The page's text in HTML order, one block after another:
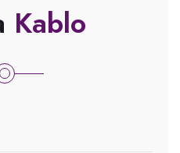
Kablo